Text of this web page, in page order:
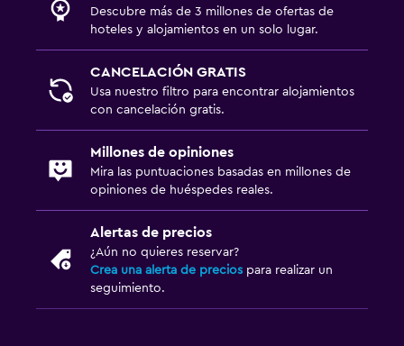
Descubre más de 3 millones de ofertas de
hoteles y alojamientos en un solo lugar.
CANCELACIÓN GRATIS
Usa nuestro filtro para encontrar alojamientos
con cancelación gratis.
Millones de opiniones
Mira las puntuaciones basadas en millones de
opiniones de huéspedes reales.
Alertas de precios
¿Aún no quieres reservar?
Crea una alerta de precios para realizar un
seguimiento.